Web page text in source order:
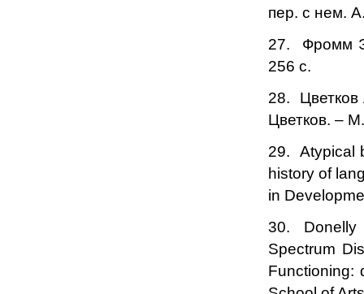
пер. с нем.
27. Фромм
256 с.
28. Цветков
Цветков. –
29. Atypical
history of
in
30. Donelly
Spectrum
Functioning: